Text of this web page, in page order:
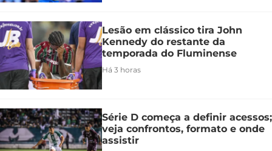
Lesão em clássico tira John
Kennedy do restante da
temporada do Fluminense
Há 3 horas
Série D começa a definir acessos;
veja confrontos, formato e onde
assistir